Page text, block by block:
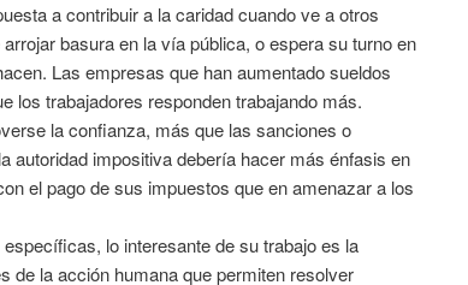
a contribuir a la caridad cuando ve a otros
basura en la vía pública, o espera su turno en
Las empresas que han aumentado sueldos
los trabajadores responden trabajando más.
la confianza, más que las sanciones o
autoridad impositiva debería hacer más énfasis en
el pago de sus impuestos que en amenazar a los
lo interesante de su trabajo es la
de la acción humana que permiten resolver